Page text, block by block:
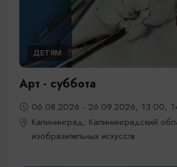
ДЕТЯМ
Арт - суббота
06.08.2026 - 26.09.2026, 13:00,
Калининград, Калининградский
изобразительных искусств